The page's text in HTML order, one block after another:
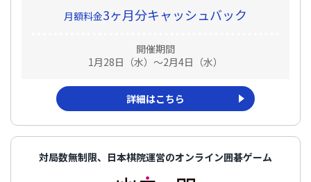
月額料金3ヶ月分キャッシュバック
開催期間
1月28日（水）～2月4日（水）
詳細はこちら
対局数無制限、日本棋院運営のオンライン囲碁ゲーム